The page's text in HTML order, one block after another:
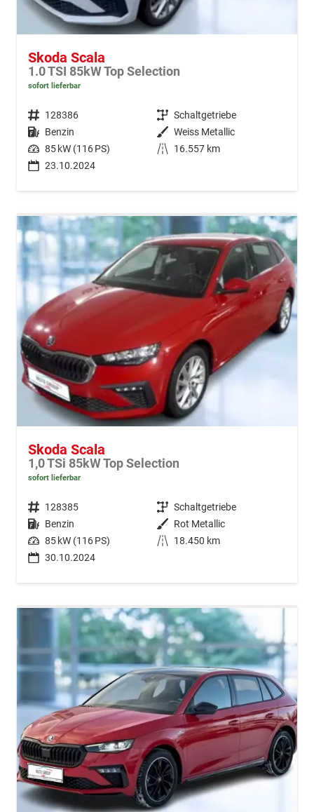
Skoda Scala
1.0 TSI 85kW Top Selection
sofort lieferbar
Fahrzeugnr. 128386 Getriebe Schaltgetriebe
Kraftstoff Benzin Außenfarbe Weiss Metallic
Leistung 85 kW (116 PS) Kilometerstand
16.557 km
23.10.2024
Skoda Scala
1,0 TSi 85kW Top Selection
sofort lieferbar
Fahrzeugnr. 128385 Getriebe Schaltgetriebe
Kraftstoff Benzin Außenfarbe Rot Metallic
Leistung 85 kW (116 PS) Kilometerstand
18.450 km
30.10.2024